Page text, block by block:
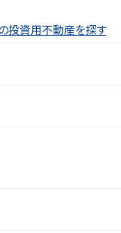
投資用不動産を探す